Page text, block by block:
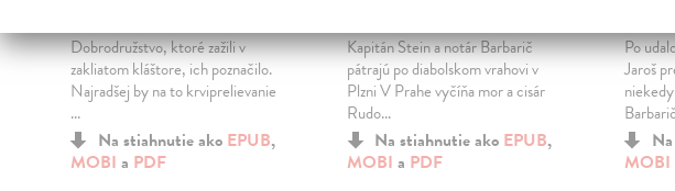
Dobrodružstvo, ktoré zažili v
zakliatom kláštore, ich poznačilo.
Najradšej by na to krviprelievanie
...
Na stiahnutie ako EPUB,
MOBI a PDF
Kapitán Stein a notár Barbarič
pátrajú po diabolskom vrahovi v
Plzni V Prahe vyčíňa mor a cisár
Rudo...
Na stiahnutie ako EPUB,
MOBI a PDF
Po
Jaroš
MOBI